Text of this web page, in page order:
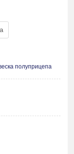
полуприцепа